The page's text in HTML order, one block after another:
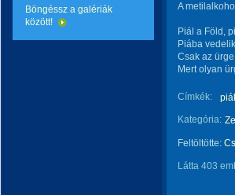
Böngéssz a galériák
között!
A
Piál a Föld,
Piába
Csak az
Mert olyan
Címkék:
Kategória:
Feltöltötte:
Látta 403